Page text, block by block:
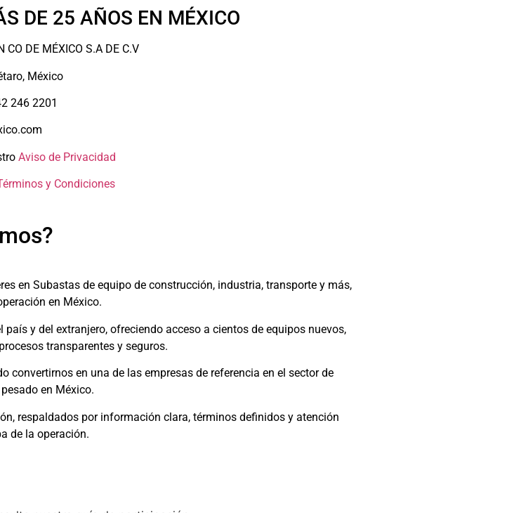
DE 25 AÑOS EN MÉXICO
CO DE MÉXICO S.A DE C.V
México
246 2201
Aviso de Privacidad
y Condiciones
en Subastas de equipo de construcción, industria, transporte y más,
en México.
y del extranjero, ofreciendo acceso a cientos de equipos nuevos,
transparentes y seguros.
en una de las empresas de referencia en el sector de
en México.
respaldados por información clara, términos definidos y atención
de la operación.